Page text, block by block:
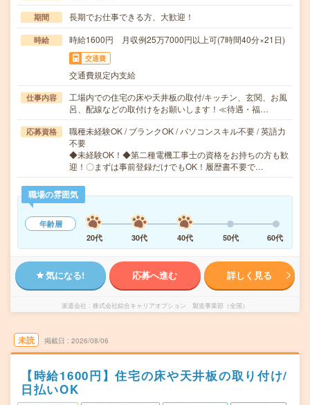
期間 長期でお仕事できる方、大歓迎！
時給 時給1600円 月収例25万7000円以上可(7時間40分×21日)
交通費
交通費規定内支給
仕事内容
工場内での住宅の床や天井板の取付/キッチン、玄関、お風
呂、配線などの取付けをお願いします！≪待遇・福…
応募資格
職種未経験OK / ブランクOK / パソコンスキル不要 / 英語力
不要
◆未経験OK！◆第二種電機工事士の資格をお持ちの方も歓
迎！〇まずは事前登録だけでもOK！履歴書不要で…
職場の雰囲気
年齢層
20代
30代 40代 50代 60代
気になる! 応募へ進む 詳しく見る
派遣会社 株式会社綜合キャリアオプション 製造事業部（全国）
未読 掲載日 2026/08/06
【時給1600円】住宅の床や天井板の取り付け/
日払いOK